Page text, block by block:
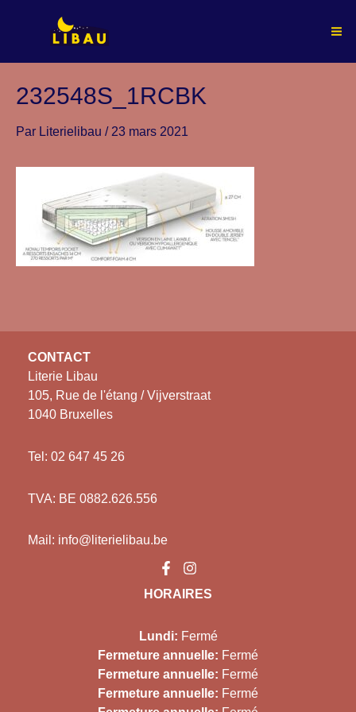
232548S_1RCBK
Par Literielibau / 23 mars 2021
CONTACT
Literie Libau
105, Rue de l'étang / Vijverstraat
1040 Bruxelles
Tel: 02 647 45 26
TVA: BE 0882.626.556
Mail: info@literielibau.be
HORAIRES
Lundi: Fermé
Fermeture annuelle: Fermé
Fermeture annuelle: Fermé
Fermeture annuelle: Fermé